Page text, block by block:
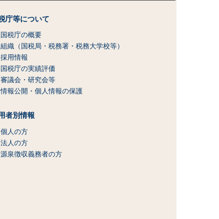
庁等について
国税庁の概要
組織（国税局・税務署・税務大学校等）
採用情報
国税庁の実績評価
審議会・研究会等
情報公開・個人情報の保護
者別情報
個人の方
法人の方
源泉徴収義務者の方